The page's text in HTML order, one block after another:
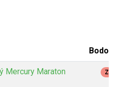
Mercury Maraton Z